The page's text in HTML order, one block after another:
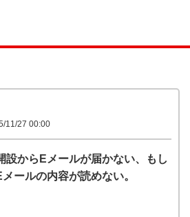
11/27 00:00
設からEメールが届かない、もし
ールの内容が読めない。